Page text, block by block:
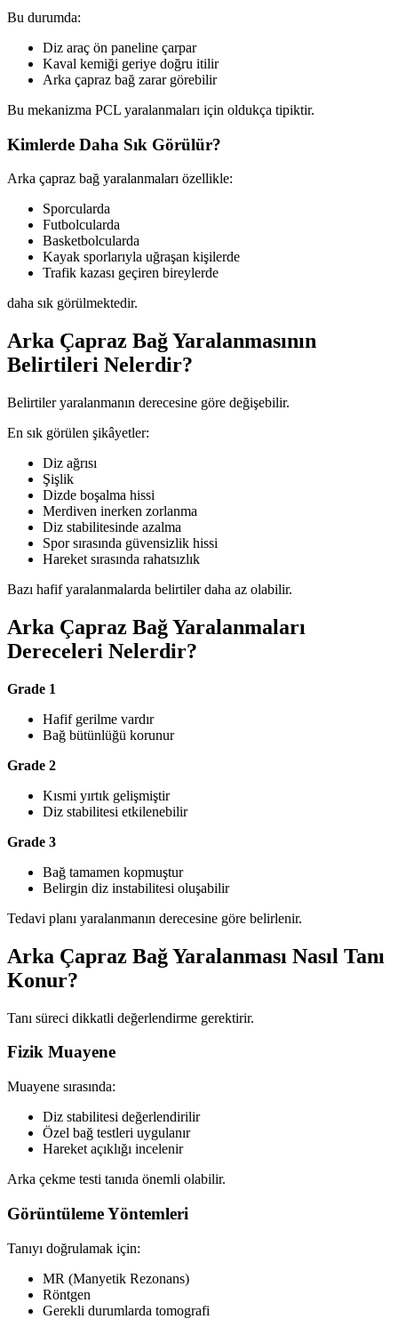
Bu durumda:
Diz araç ön paneline çarpar
Kaval kemiği geriye doğru itilir
Arka çapraz bağ zarar görebilir
Bu mekanizma PCL yaralanmaları için oldukça tipiktir.
Kimlerde Daha Sık Görülür?
Arka çapraz bağ yaralanmaları özellikle:
Sporcularda
Futbolcularda
Basketbolcularda
Kayak sporlarıyla uğraşan kişilerde
Trafik kazası geçiren bireylerde
daha sık görülmektedir.
Arka Çapraz Bağ Yaralanmasının
Belirtileri Nelerdir?
Belirtiler yaralanmanın derecesine göre değişebilir.
En sık görülen şikâyetler:
Diz ağrısı
Şişlik
Dizde boşalma hissi
Merdiven inerken zorlanma
Diz stabilitesinde azalma
Spor sırasında güvensizlik hissi
Hareket sırasında rahatsızlık
Bazı hafif yaralanmalarda belirtiler daha az olabilir.
Arka Çapraz Bağ Yaralanmaları
Dereceleri Nelerdir?
Grade 1
Hafif gerilme vardır
Bağ bütünlüğü korunur
Grade 2
Kısmi yırtık gelişmiştir
Diz stabilitesi etkilenebilir
Grade 3
Bağ tamamen kopmuştur
Belirgin diz instabilitesi oluşabilir
Tedavi planı yaralanmanın derecesine göre belirlenir.
Arka Çapraz Bağ Yaralanması Nasıl Tanı
Konur?
Tanı süreci dikkatli değerlendirme gerektirir.
Fizik Muayene
Muayene sırasında:
Diz stabilitesi değerlendirilir
Özel bağ testleri uygulanır
Hareket açıklığı incelenir
Arka çekme testi tanıda önemli olabilir.
Görüntüleme Yöntemleri
Tanıyı doğrulamak için:
MR (Manyetik Rezonans)
Röntgen
Gerekli durumlarda tomografi